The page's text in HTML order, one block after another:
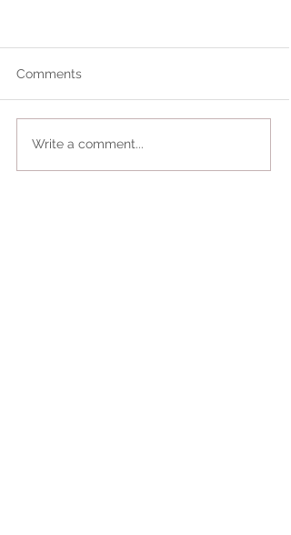
Comments
Write a comment...